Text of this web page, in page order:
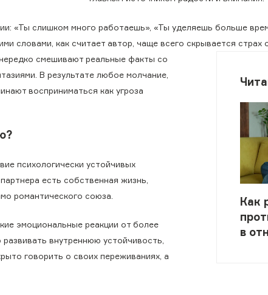
«Ты слишком много работаешь», «Ты уделяешь больше
словами, как считает автор, чаще всего скрывается страх
Как
в
смешивают реальные факты со
В результате любое молчание,
восприниматься как угроза
психологически устойчивых
есть собственная жизнь,
романтического союза.
эмоциональные реакции от более
внутреннюю устойчивость,
говорить о своих переживаниях, а